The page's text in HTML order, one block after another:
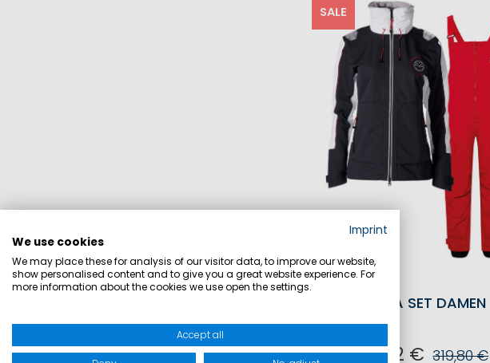
SALE
SONJA SET DAMEN
275,02 € 319,80 €
Imprint
We use cookies
We may place these for analysis of our visitor data, to improve our website,
show personalised content and to give you a great website experience. For
more information about the cookies we use open the settings.
Accept all